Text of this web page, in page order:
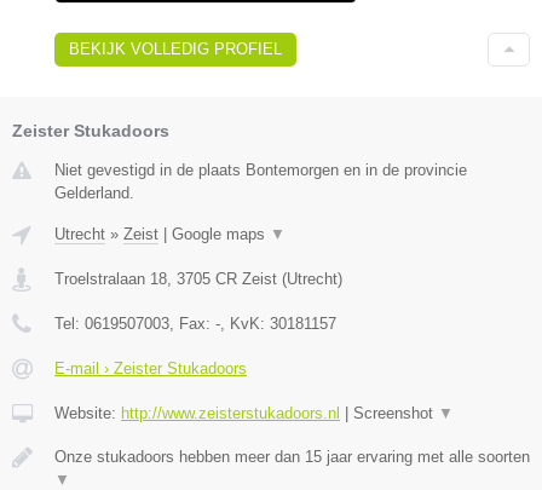
BEKIJK VOLLEDIG PROFIEL
Zeister Stukadoors
Niet gevestigd in de plaats Bontemorgen en in de provincie
Gelderland.
Utrecht » Zeist Google maps ▼
Troelstralaan 18 3705 CR Zeist (Utrecht)
Tel: 0619507003 , Fax: - , KvK: 30181157
E-mail › Zeister Stukadoors
Website: http://www.zeisterstukadoors.nl Screenshot ▼
Onze stukadoors hebben meer dan 15 jaar ervaring met alle soorten
▼